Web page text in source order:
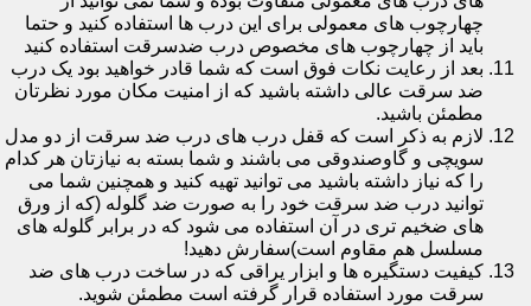
چهارچوب های معمولی برای این درب ها استفاده کنید و حتما
باید از چهارچوب های مخصوص درب ضدسرقت استفاده کنید
بعد از رعایت نکات فوق است که شما قادر خواهید بود یک درب
ضد سرقت عالی داشته باشید که از امنیت مکان مورد نظرتان
مطمئن باشید.
لازم به ذکر است که قفل درب های درب ضد سرقت از دو مدل
سویچی و گاوصندوقی می باشند و شما بسته به نیازتان هر کدام
را که نیاز داشته باشید می توانید تهیه کنید و همچنین شما می
توانید درب ضد سرقت خود را به صورت ضد گلوله (که از ورق
های ضخیم تری در آن استفاده می شود که در برابر گلوله های
مسلسل هم مقاوم است)سفارش دهید!
کیفیت دستگیره ها و ابزار یراقی که در ساخت درب های ضد
سرقت مورد استفاده قرار گرفته است مطمئن شوید.